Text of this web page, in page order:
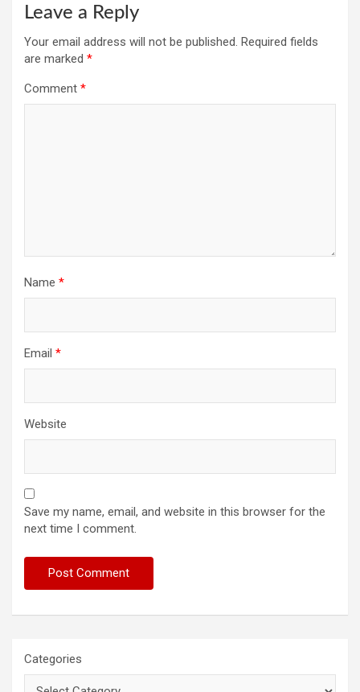
Leave a Reply
Your email address will not be published. Required fields
are marked *
Comment *
Name *
Email *
Website
Save my name, email, and website in this browser for the
next time I comment.
Categories